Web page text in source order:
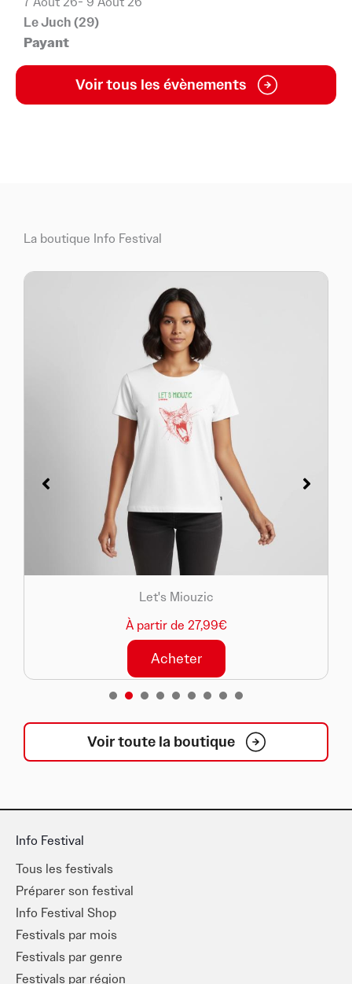
Le Juch (29)
Payant
Voir tous les évènements
La boutique Info Festival
Let's Miouzic
À partir de 27,99€
Acheter
1
Voir toute la boutique
Info Festival
Tous les festivals
Préparer son festival
Info Festival Shop
Festivals par mois
Festivals par genre
Festivals par région